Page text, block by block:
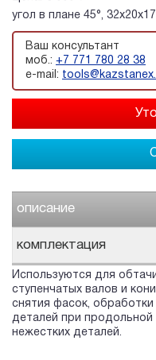
угол в плане 45°,
Ваш консультант
моб.: +7 771 780 28 38
e-mail:
описание
комплектация
Используются для
ступенчатых валов и
снятия фасок,
деталей при продольной
нежестких деталей.